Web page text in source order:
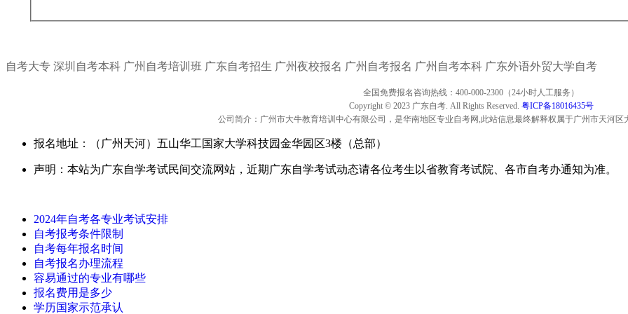
自考大专 深圳自考本科 广州自考培训班 广东自考招生 广州夜校报名 广州自考报名 广州自考本科 广东外语外贸大学自考
全国免费报名咨询热线：400-000-2300（24小时人工服务）
Copyright © 2023 广东自考. All Rights Reserved. 粤ICP备18016435号
公司简介：广州市大牛教育培训中心有限公司，是华南地区专业自考网,此站信息最终解释权属于广州市天河区
报名地址：（广州天河）五山华工国家大学科技园金华园区3楼（总部）
声明：本站为广东自学考试民间交流网站，近期广东自学考试动态请各位考生以省教育考试院、各市自考办通知为准。
2024年自考各专业考试安排
自考报考条件限制
自考每年报名时间
自考报名办理流程
容易通过的专业有哪些
报名费用是多少
学历国家示范承认